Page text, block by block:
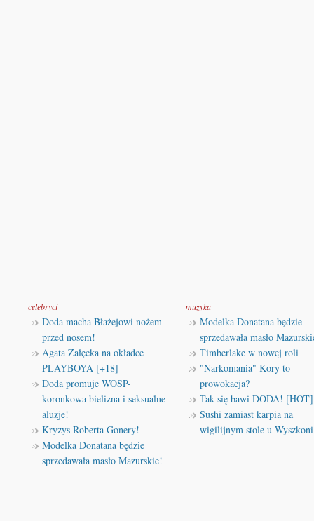
celebryci
Doda macha Błażejowi nożem
przed nosem!
Agata Załęcka na okładce
PLAYBOYA [+18]
Doda promuje WOŚP-
koronkowa bielizna i seksualne
aluzje!
Kryzys Roberta Gonery!
Modelka Donatana będzie
sprzedawała masło Mazurskie!
muzyka
Modelka Donatana będzie
sprzedawała masło
Timberlake w nowej roli
"Narkomania" Kory to
prowokacja?
Tak się bawi DODA! [HOT]
Sushi zamiast karpia na
wigilijnym stole u